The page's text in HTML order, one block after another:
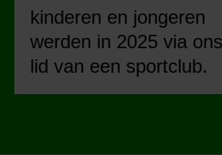
kinderen en jongeren
werden in 2025 via ons
lid van een sportclub.